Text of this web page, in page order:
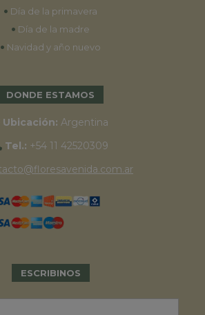
• Día de la primavera
• Día de la madre
• Navidad y año nuevo
DONDE ESTAMOS
Ubicación: Argentina
Tel.: +54 11 42520309
ESCRIBINOS